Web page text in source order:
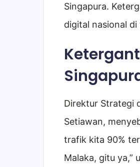
Singapura.
digital nasional
Direktur Strategi
Setiawan,
trafik kita 90%
Malaka, gitu ya,”